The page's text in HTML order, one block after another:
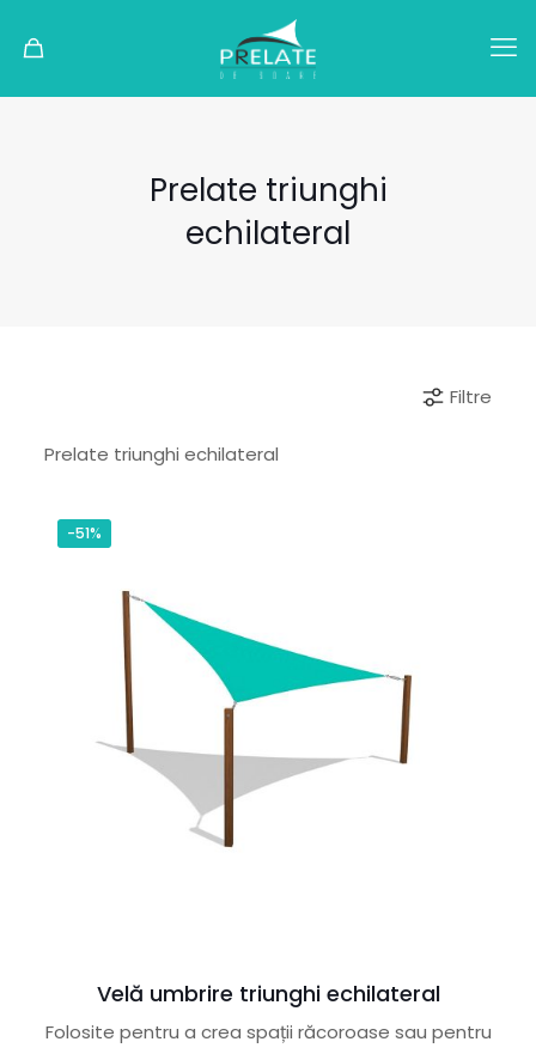
Prelate triunghi
echilateral
Filtre
Prelate triunghi echilateral
-51%
Velă umbrire triunghi echilateral
Folosite pentru a crea spații răcoroase sau pentru